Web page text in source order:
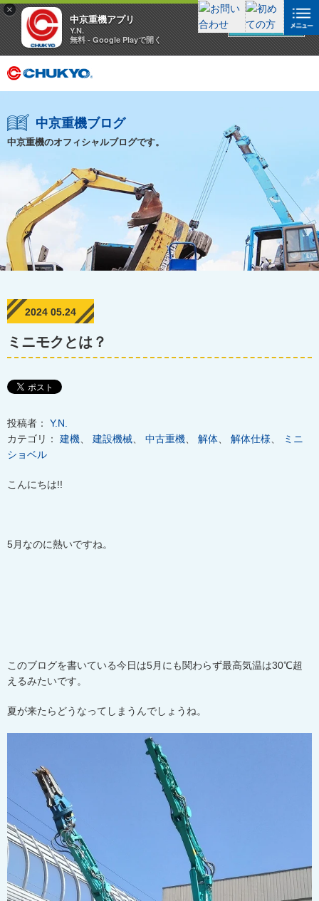
×
中京重機アプリ
Y.N.
無料 - Google Playで開く
アプリを見る
中京重機ブログ
中京重機のオフィシャルブログです。
2024 05.24
ミニモクとは？
投稿者：
Y.N.
カテゴリ： 建機 建設機械 中古重機 解体 解体仕様
ミニ
ショベル
こんにちは!!
5月なのに熱いですね。
このブログを書いている今日は5月にも関わらず最高気温は30℃超
えるみたいです。
夏が来たらどうなってしまうんでしょうね。